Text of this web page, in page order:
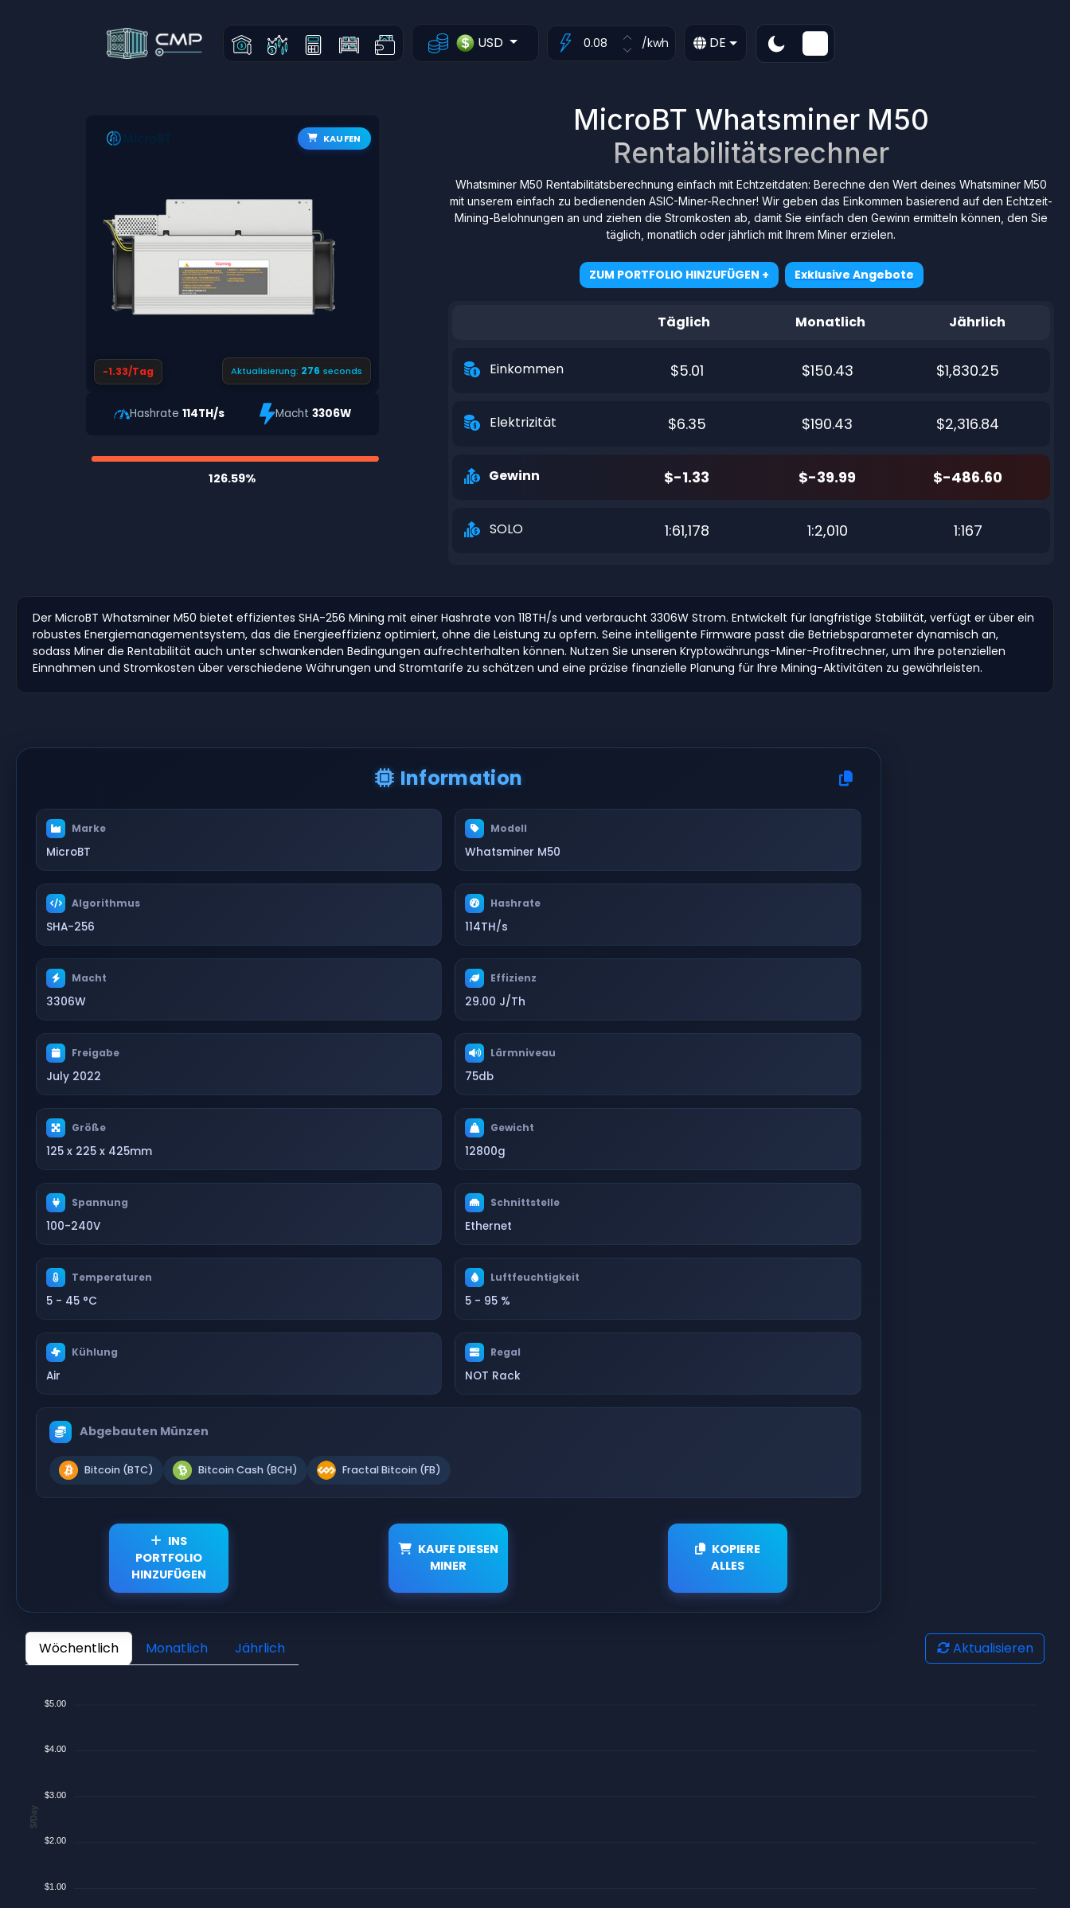
USD /kwh DE
KAUFEN
-1.33/Tag Aktualisierung: 275 seconds
Hashrate 114TH/s Macht 3306W
126.59%
MicroBT Whatsminer M50
Rentabilitätsrechner
Whatsminer M50 Rentabilitätsberechnung einfach mit Echtzeitdaten: Berechne den Wert deines Whatsminer M50
mit unserem einfach zu bedienenden ASIC-Miner-Rechner! Wir geben das Einkommen basierend auf den Echtzeit-
Mining-Belohnungen an und ziehen die Stromkosten ab, damit Sie einfach den Gewinn ermitteln können, den Sie
täglich, monatlich oder jährlich mit Ihrem Miner erzielen.
ZUM PORTFOLIO HINZUFÜGEN + Exklusive Angebote
Täglich Monatlich Jährlich
Einkommen $5.01 $150.43 $1,830.25
Elektrizität $6.35 $190.43 $2,316.84
Gewinn $-1.33 $-39.99 $-486.60
SOLO 1:61,178 1:2,010 1:167
Der MicroBT Whatsminer M50 bietet effizientes SHA-256 Mining mit einer Hashrate von 118TH/s und verbraucht 3306W Strom. Entwickelt für langfristige Stabilität, verfügt er über ein
robustes Energiemanagementsystem, das die Energieeffizienz optimiert, ohne die Leistung zu opfern. Seine intelligente Firmware passt die Betriebsparameter dynamisch an,
sodass Miner die Rentabilität auch unter schwankenden Bedingungen aufrechterhalten können. Nutzen Sie unseren Kryptowährungs-Miner-Profitrechner, um Ihre potenziellen
Einnahmen und Stromkosten über verschiedene Währungen und Stromtarife zu schätzen und eine präzise finanzielle Planung für Ihre Mining-Aktivitäten zu gewährleisten.
Information
Marke
MicroBT
Modell
Whatsminer M50
Algorithmus
SHA-256
Hashrate
114TH/s
Macht
3306W
Effizienz
29.00 J/Th
Freigabe
July 2022
Lärmniveau
75db
Größe
125 x 225 x 425mm
Gewicht
12800g
Spannung
100-240V
Schnittstelle
Ethernet
Temperaturen
5 - 45 °C
Luftfeuchtigkeit
5 - 95 %
Kühlung
Air
Regal
NOT Rack
Abgebauten Münzen
Bitcoin (BTC) Bitcoin Cash (BCH) Fractal Bitcoin (FB)
INS
PORTFOLIO
HINZUFÜGEN
KAUFE DIESEN
MINER
KOPIERE
ALLES
Wöchentlich Monatlich Jährlich Aktualisieren
$5.00
$4.00
$3.00
$2.00
$1.00
$/Day